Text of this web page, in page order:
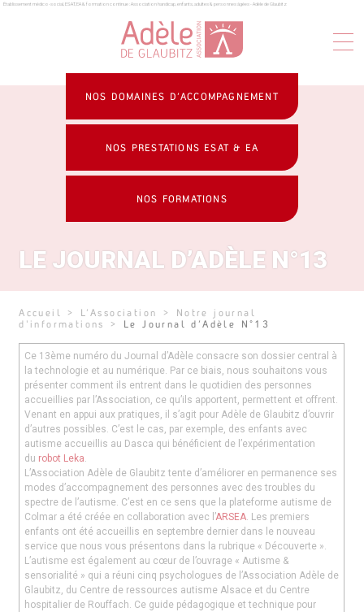
Panneau de gestion des cookies
Établissement médico-social, ESAT, EA & formation continue : Association handicap, enfants, adultes & personnes âgées - Adèle de Glaubitz
NOS DOMAINES D’ACCOMPAGNEMENT
NOS PRESTATIONS ESAT & EA
NOS FORMATIONS
LE JOURNAL D’ADÈLE N°13
Accueil > L’Association > Notre journal
d'informations
> Le Journal d’Adèle N°13
Ce 13ème numéro du Journal d’Adèle consacre son dossier central à
la technologie et au numérique. Par ce biais, nous souhaitons vous
présenter comment ils entrent dans le quotidien des personnes
accueillies par l’Association, ce qu’ils apportent, permettent et offrent.
Venant en appui aux pratiques, il s’agit pour Adèle de Glaubitz d’ouvrir
d’autres possibles. C’est le cas, par exemple, des enfants avec
autisme accueillis au Dasca qui bénéficient de l’expérimentation
du robot Leka.
L’Association Adèle de Glaubitz tente d’améliorer en permanence ses
modes d’accompagnement des personnes avec des troubles du
spectre de l’autisme. C’est en ce sens que la plateforme autisme de
Colmar a été créée en collaboration avec l’ARSEA. Les premiers
enfants ont été accueillis en septembre dernier dans le nouveau
service que nous vous présentons dans la rubrique « Découverte ».
L’autisme est également au cœur de l’ouvrage « Autisme &
sensorialité » qui a réuni cinq psychologues de l’Association Adèle de
Glaubitz, du Centre de ressources autisme Alsace et du Centre
hospitalier de Rouffach. Ce guide pédagogique et technique pour